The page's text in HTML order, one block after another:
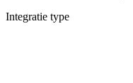
Integratie type